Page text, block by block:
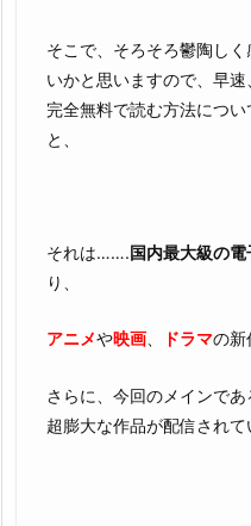
そこで、そろそろ鬱陶し
いかと思いますので、早
完全無料で読む方法につ
と、
それは…….国内最大級の
り、
アニメや映画 ドラマの新
さらに、今回のメインであ
超膨大な作品が配信されて